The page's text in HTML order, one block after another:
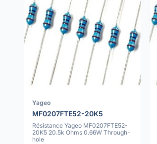
Yageo
MF0207FTE52-20K5
Résistance Yageo MF0207FTE52-
20K5 20.5k Ohms 0.66W Through-
hole